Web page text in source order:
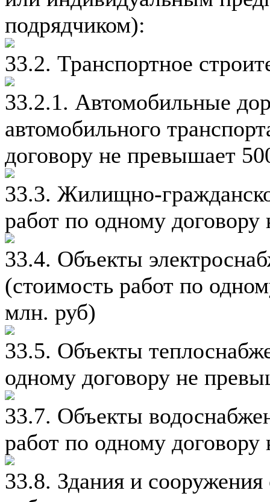
подрядчиком):
33.2. Транспортное
33.2.1. Автомобильные
автомобильного
договору не превышает
33.3. Жилищно-
работ по одному
33.4. Объекты
(стоимость работ по
млн. руб)
33.5. Объекты
одному договору не
33.7. Объекты
работ по одному
33.8. Здания и сооружения